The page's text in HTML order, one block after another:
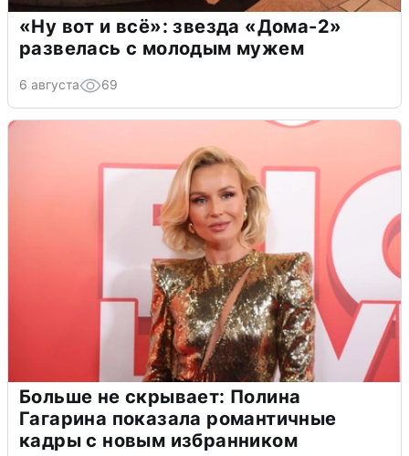
«Ну вот и всё»: звезда «Дома-2»
развелась с молодым мужем
6 августа 69
Больше не скрывает: Полина
Гагарина показала романтичные
кадры с новым избранником